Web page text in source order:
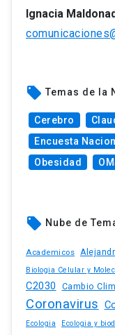
Ignacia
local_offer Temas de la
Cerebro
Encuesta
Obesidad
local_offer Nube de
Academicos
Biologia Celular y
C2030 Cambio
Coronavirus
Ecologia Ecologia y